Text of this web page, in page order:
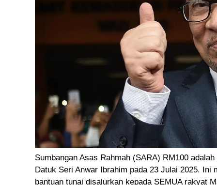
Sumbangan Asas Rahmah (SARA) RM100
Datuk Seri Anwar Ibrahim pada 23 Julai 2025.
bantuan tunai disalurkan kepada SEMUA rakyat